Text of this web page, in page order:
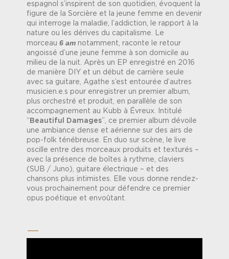
espagnol s’inspirent de son quotidien, évoquent la
figure de la Sorcière et la jeune femme en devenir
qui interroge la maladie, l’addiction, le rapport à la
nature ou les dérives du capitalisme. Le
morceau6 am notamment, raconte le retour
angoissé d’une jeune femme à son domicile au
milieu de la nuit. Après un EP enregistré en 2016
de manière DIY et un début de carrière seule
avec sa guitare, Agathe s’est entourée d’autres
musicien.e.s pour enregistrer un premier album,
plus orchestré et produit, en parallèle de son
accompagnement au Kubb à Évreux. Intitulé
“ Beautiful Damages”, ce premier album dévoile
une ambiance dense et aérienne sur des airs de
pop-folk ténébreuse. En duo sur scène, le live
oscille entre des morceaux produits et texturés –
avec la présence de boîtes à rythme, claviers
(SUB / Juno), guitare électrique – et des
chansons plus intimistes. Elle vous donne rendez-
vous prochainement pour défendre ce premier
opus poétique et envoûtant.
—